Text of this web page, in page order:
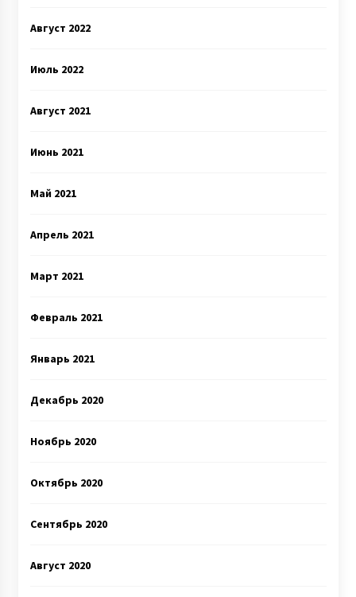
Август 2022
Июль 2022
Август 2021
Июнь 2021
Май 2021
Апрель 2021
Март 2021
Февраль 2021
Январь 2021
Декабрь 2020
Ноябрь 2020
Октябрь 2020
Сентябрь 2020
Август 2020